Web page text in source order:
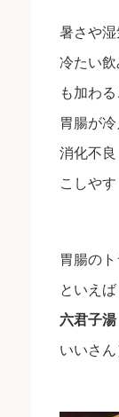
暑さや湿
冷たい
も加わ
胃腸が
消化不
こしや
胃腸の
といえば
六君子湯
いいさん